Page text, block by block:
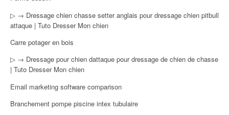
▷ → Dressage chien chasse setter anglais pour dressage chien pitbull
attaque | Tuto Dresser Mon chien
Carre potager en bois
▷ → Dressage pour chien dattaque pour dressage de chien de chasse
| Tuto Dresser Mon chien
Email marketing software comparison
Branchement pompe piscine intex tubulaire